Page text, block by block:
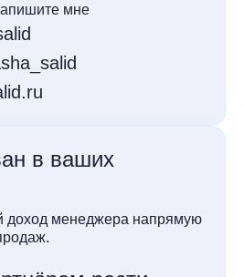
мне
в ваших
доход менеджера напрямую